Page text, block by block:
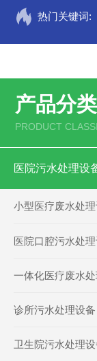
热门关键词:
产品分类
PRODUCT
医院污水处理设
小型医疗废水处
医院口腔污水处
一体化医疗废水
诊所污水处理设备
卫生院污水处理设